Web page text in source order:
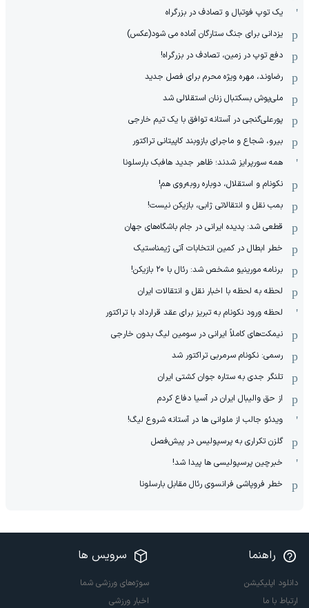
یک توپ فوتبال و تصادف در بزرگراه
یزدانی برای جنگ ستارگان آماده می شود(عکس)
دفع توپ در زمین، تصادف در بزرگراه!
رضاوند، مهره ویژه محرم برای فصل جدید
ملی‌پوش بسکتبال زنان استقلالی شد
پورعلی‌گنجی در آستانه توافق با یک تیم خارجی
بیرو، شجاع و ماجرای بازوبند کاپیتانی تراکتور
همه سورپرایز شدند؛ ظاهر جدید هافبک بارسلونا
نکونام و استقلال، دوباره روبه‌روی هم!
بمب نقل و انتقالاتی ژابی، بازیکن نیست!
قطعی شد: پدیده ایرانی در جام باشگاه‌های جهان
خطر ابطال در کمین انتخابات آتی ژیمناستیک
برنامه مورینیو مشخص شد: رئال با ۲۰ بازیکن!
لحظه به لحظه با اخبار نقل و انتقالات ایران
لحظه ورود نکونام به تبریز برای عقد قرارداد با تراکتور
نیمکت‌های کاملاً ایرانی در سومین لیگ بدون خارجی
رسمی: نکونام سرمربی تراکتور شد
تلنگر جدی به ستاره جوان کشتی ایران
از حق والیبال ایران در آسیا دفاع کردم
ویدئو جالب از ملوانی ها در آستانه شروع لیگ!
گلزن تکراری به پرسپولیس در پیش‌فصل
خبرچین پرسپولیسی ها پیدا شد!
خطر فروپاشی فرانسوی رئال مقابل بارسلونا
راهنما
دانلود اپلیکیشن
ارتباط با ما
سرویس ها
سوژه‌های ورزشی شما
اخبار ورزشی